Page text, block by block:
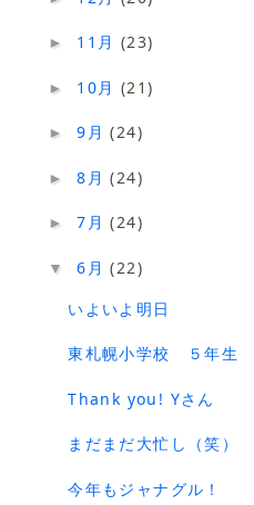
► 11月 (23)
► 10月 (21)
►9月(24)
►8月(24)
►7月(24)
▼6月(22)
いよいよ明日
東札幌小学校 ５年生
Thank you! Yさん
まだまだ大忙し（笑）
今年もジャナグル！